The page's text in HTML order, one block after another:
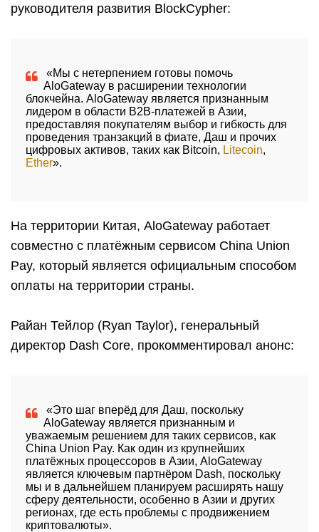
руководителя развития BlockCypher:
«Мы с нетерпением готовы помочь
AloGateway в расширении технологии
блокчейна. AloGateway является признанным
лидером в области B2B-платежей в Азии,
предоставляя покупателям выбор и гибкость для
проведения транзакций в фиате, Даш и прочих
цифровых активов, таких как Bitcoin, Litecoin,
Ether».
На территории Китая, AloGateway работает
совместно с платёжным сервисом China Union
Pay, который является официальным способом
оплаты на территории страны.
Райан Тейлор (Ryan Taylor), генеральный
директор Dash Core, прокомментировал анонс:
«Это шаг вперёд для Даш, поскольку
AloGateway является признанным и
уважаемым решением для таких сервисов, как
China Union Pay. Как один из крупнейших
платёжных процессоров в Азии, AloGateway
является ключевым партнёром Dash, поскольку
мы и в дальнейшем планируем расширять нашу
сферу деятельности, особенно в Азии и других
регионах, где есть проблемы с продвижением
криптовалюты».